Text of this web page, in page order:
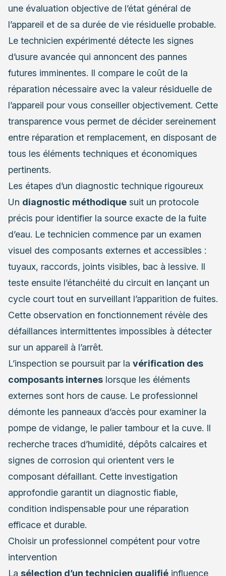
une évaluation objective de l’état général de
l’appareil et de sa durée de vie résiduelle probable.
Le technicien expérimenté détecte les signes
d’usure avancée qui annoncent des pannes
futures imminentes. Il compare le coût de la
réparation nécessaire avec la valeur résiduelle de
l’appareil pour vous conseiller objectivement. Cette
transparence vous permet de décider sereinement
entre réparation et remplacement, en disposant de
tous les éléments techniques et économiques
pertinents.
Les étapes d’un diagnostic technique rigoureux
Un diagnostic méthodique suit un protocole
précis pour identifier la source exacte de la fuite
d’eau. Le technicien commence par un examen
visuel des composants externes et accessibles :
tuyaux, raccords, joints visibles, bac à lessive. Il
teste ensuite l’étanchéité du circuit en lançant un
cycle court tout en surveillant l’apparition de fuites.
Cette observation en fonctionnement révèle des
défaillances intermittentes impossibles à détecter
sur un appareil à l’arrêt.
L’inspection se poursuit par la vérification des
composants internes lorsque les éléments
externes sont hors de cause. Le professionnel
démonte les panneaux d’accès pour examiner la
pompe de vidange, le palier tambour et la cuve. Il
recherche traces d’humidité, dépôts calcaires et
signes de corrosion qui orientent vers le
composant défaillant. Cette investigation
approfondie garantit un diagnostic fiable,
condition indispensable pour une réparation
efficace et durable.
Choisir un professionnel compétent pour votre
intervention
La sélection d’un technicien qualifié influence